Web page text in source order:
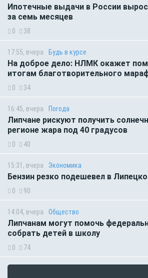
Ипотечные выдачи в России
за семь месяцев
0 38
17:55, вчера Будь в курсе
На доброе дело: НЛМК окажет
итогам благотворительного
0 34
16:45, вчера Погода
Липчане рискуют получить
регионе жара под 40 градусов
0 40
15:31, вчера Экономика
Бензин резко подешевел в
0 90
14:04, вчера Общество
Липчанам могут помочь
собрать детей в школу
0 74